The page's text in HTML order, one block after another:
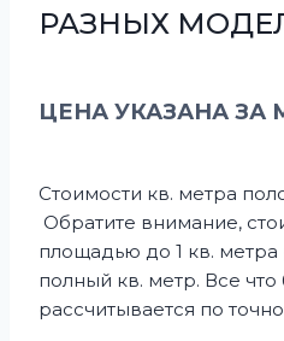
РАЗНЫХ
ЦЕНА УКАЗАНА ЗА
Стоимости кв. метра
Обратите внимание,
площадью до 1 кв. метра
полный кв. метр. Все
рассчитывается по